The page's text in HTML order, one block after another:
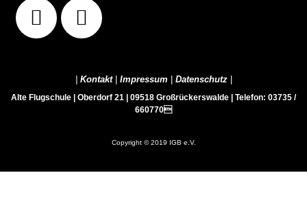
Kontakt| Impressum Datenschutz|
Alte Flugschule | Oberdorf 21 | 09518 Großrückerswalde | Telefon: 03735 /
660770
Copyright © 2019 IGB e.V.